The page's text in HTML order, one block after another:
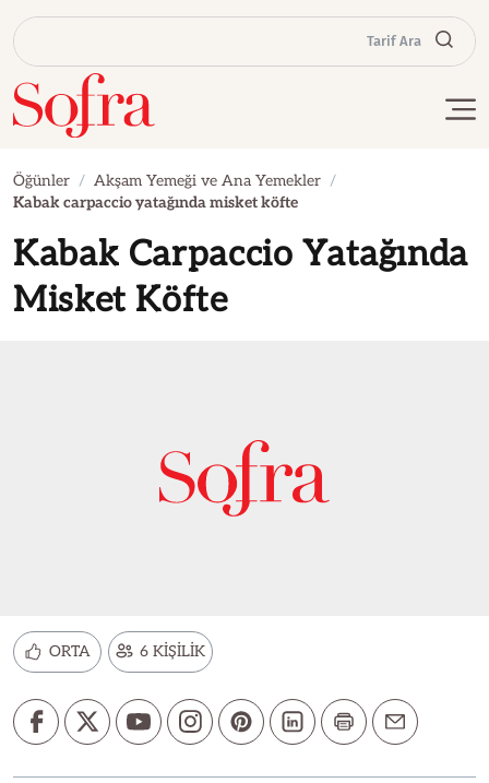
Tarif Ara
Öğünler
Akşam Yemeği ve Ana Yemekler
Kabak carpaccio yatağında misket köfte
Kabak Carpaccio Yatağında
Misket Köfte
ORTA 6 KİŞİLİK